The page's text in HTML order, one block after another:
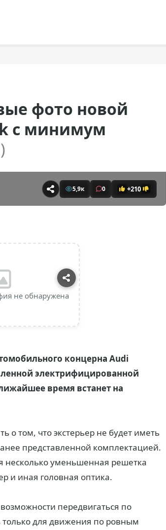
фото новой
с минимум
5,9к 0 +210
не обнаружена
концерна Audi
электрифицированной
время встанет на
о том, что экстерьер не будет иметь
представленной комплектацией.
несколько уменьшенная решетка
и иная головная оптика.
передвигаться по
для движения по ровным